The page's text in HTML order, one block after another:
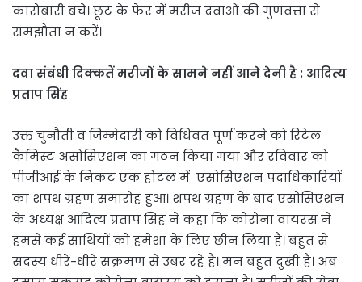
कारोबारी बचे। छूट के फेर में मरीज दवाओं की गुणवत्ता से
समझौता न करें।
दवा संबंधी दिक्कतें मरीजों के सामने नहीं आने देनी है : आदित्य
प्रताप सिंह
उक्त चुनौती व जिम्मेदारी को विधिवत पूर्ण करने को रिटेल
कैमिस्ट असोसिएशन का गठन किया गया और रविवार को
पीजीआई के निकट एक होटल में एसोसिएशन पदाधिकारियों
का शपथ ग्रहण समारोह हुआ। शपथ ग्रहण के बाद एसोसिएशन
के अध्यक्ष आदित्य प्रताप सिंह ने कहा कि कोरोना वायरस ने
हमसे कई साथियों को हमेशा के लिए छीन लिया है। बहुत से
सदस्य धीरे-धीरे संक्रमण से उबर रहे हैं। मन बहुत दुखी है। अब